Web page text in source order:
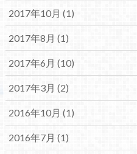
2017年10月 (1)
2017年8月 (1)
2017年6月 (10)
2017年3月 (2)
2016年10月 (1)
2016年7月 (1)